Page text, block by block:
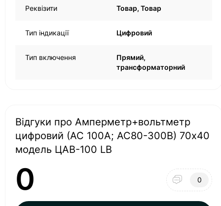
Реквізити Товар, Товар
Тип індикації Цифровий
Тип включення
Прямий,
трансформаторний
Відгуки про Амперметр+вольтметр
цифровий (АС 100А; АС80-300В) 70х40
модель ЦАВ-100 LB
0 0